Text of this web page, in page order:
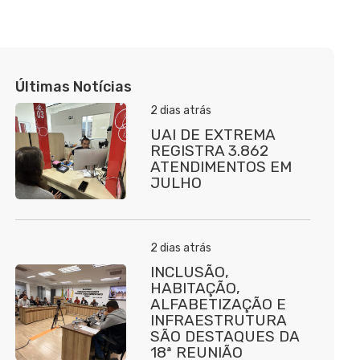
Últimas Notícias
2 dias atrás
UAI DE EXTREMA
REGISTRA 3.862
ATENDIMENTOS EM
JULHO
2 dias atrás
INCLUSÃO,
HABITAÇÃO,
ALFABETIZAÇÃO E
INFRAESTRUTURA
SÃO DESTAQUES DA
18ª REUNIÃO